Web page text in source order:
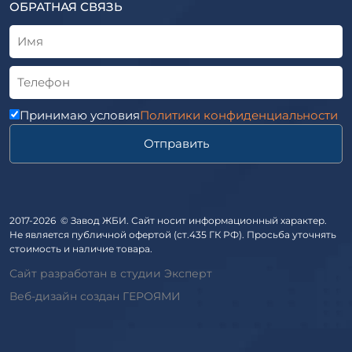
Трубы асбоцементные
Приставки железобетонные (пасынки) Серия 3.407-57 и
ГОСТ 14295-75
Лестничные марши
Автопавильоны
Анкера железобетонные
Балки железобетонные
Блоки железобетонные
Кабины санитарно-технические
Козырьки входов для общественных зданий
Колонны железобетонные
ТУ
Альбом
ОБРАТНАЯ СВЯЗЬ
Принимаю условияПолитики конфиденциальности
Отправить
2017-2026 © Завод ЖБИ. Сайт носит информационный характер.
Не является публичной офертой (ст.435 ГК РФ). Просьба уточнять
стоимость и наличие товара.
Сайт разработан в студии Эксперт
Веб-дизайн создан ГЕРОЯМИ